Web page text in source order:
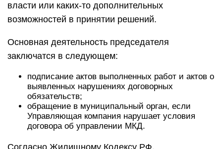
власти или каких-то дополнительных
возможностей в принятии решений.
Основная деятельность председателя
заключатся в следующем:
подписание актов выполненных работ и актов о
выявленных нарушениях договорных
обязательств;
обращение в муниципальный орган, если
Управляющая компания нарушает условия
договора об управлении МКД.
Согласно Жилищному Кодексу РФ,